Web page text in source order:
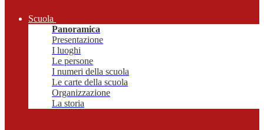
Scuola
Panoramica
Presentazione
I luoghi
Le persone
I numeri della scuola
Le carte della scuola
Organizzazione
La storia